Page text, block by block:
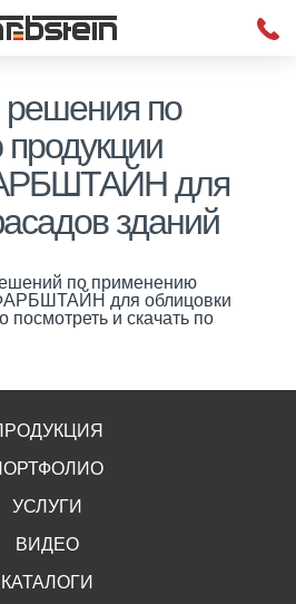
решения по
для
зданий
по применению
для облицовки
и скачать по
УСЛУГИ
ВИДЕО
КАТАЛОГИ